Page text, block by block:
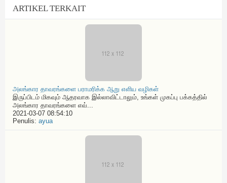
ARTIKEL TERKAIT
அலங்கார தாவரங்களை பராமரிக்க ஆறு எளிய வழிகள்
இருப்பிடம் மிகவும் ஆதரவாக இல்லாவிட்டாலும், உங்கள் முகப்பு பக்கத்தில்
அலங்கார தாவரங்களை எவ்...
2021-03-07 08:54:10
Penulis: ayua